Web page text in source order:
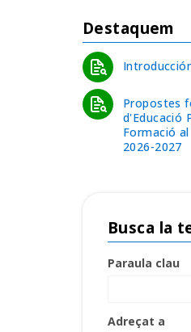
Destaquem
Propostes
d'Educació
Formació
2026-2027
Busca la
Paraula clau
Adreçat a